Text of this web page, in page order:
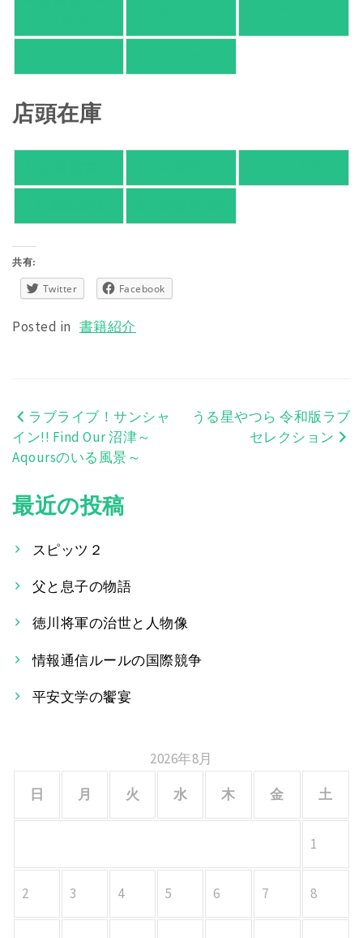
店頭在庫
共有:
Twitter Facebook
Posted in 書籍紹介
投
稿
ナ
ビ
ゲ
ー
シ
ョ
ラブライブ！サンシャ
イン!! Find Our 沼津～
Aqoursのいる風景～
うる星やつら 令和版ラブ
セレクション
最近の投稿
スピッツ２
父と息子の物語
徳川将軍の治世と人物像
情報通信ルールの国際競争
平安文学の饗宴
2026年8月
日
月 火 水 木 金 土
1
2 3 4 5 6 7 8